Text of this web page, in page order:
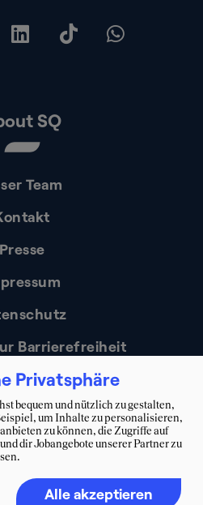
SQ
Team
Presse
Barrierefreiheit
Privatsphäre
bequem und nützlich zu gestalten,
um Inhalte zu personalisieren,
zu können, die Zugriffe auf
dir Jobangebote unserer Partner zu
Alle akzeptieren